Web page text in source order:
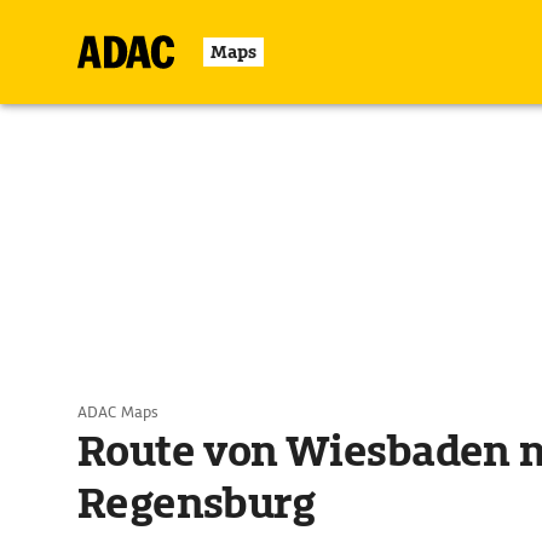
Maps
ADAC Maps
Route von Wiesbaden
Regensburg